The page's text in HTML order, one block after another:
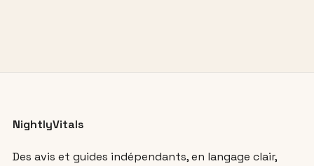
NightlyVitals
Des avis et guides indépendants, en langage clair,